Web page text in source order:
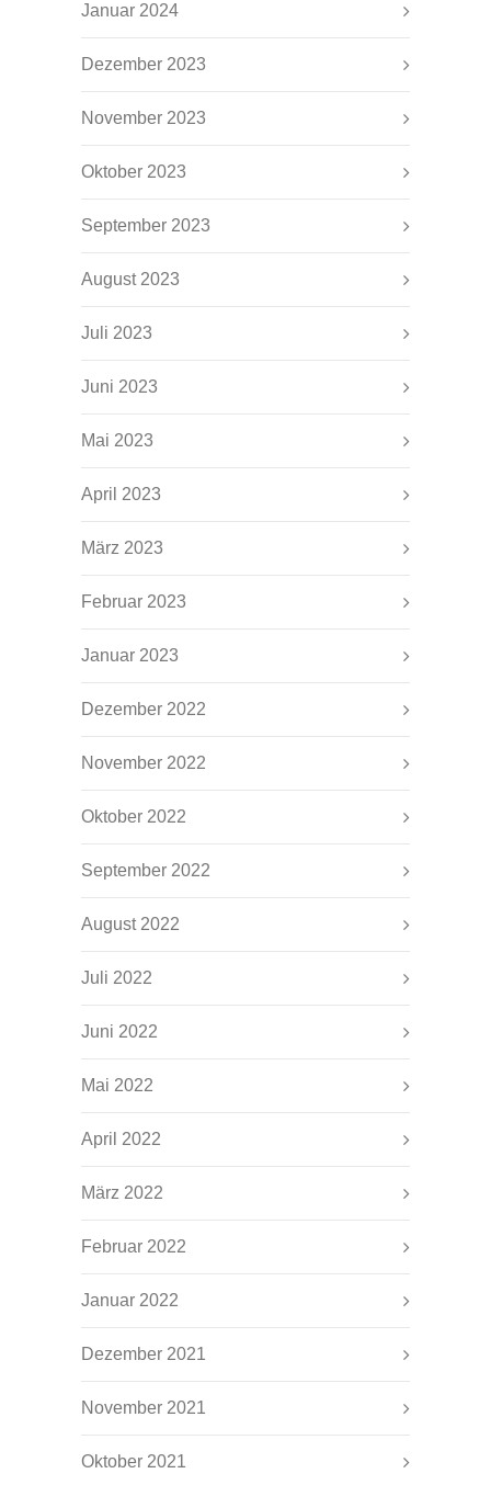
Januar 2024
Dezember 2023
November 2023
Oktober 2023
September 2023
August 2023
Juli 2023
Juni 2023
Mai 2023
April 2023
März 2023
Februar 2023
Januar 2023
Dezember 2022
November 2022
Oktober 2022
September 2022
August 2022
Juli 2022
Juni 2022
Mai 2022
April 2022
März 2022
Februar 2022
Januar 2022
Dezember 2021
November 2021
Oktober 2021